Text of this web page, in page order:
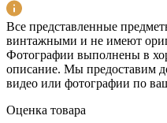
Все представленные
винтажными и не имеют
Фотографии выполнены в
описание. Мы предоставим
видео или фотографии по
Оценка товара